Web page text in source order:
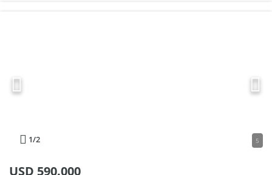
1/2 5
USD 590.000